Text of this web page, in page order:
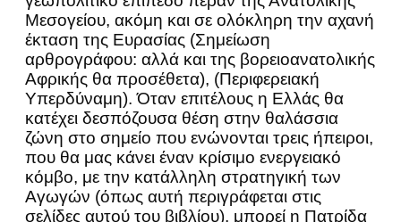
Μεσογείου, ακόμη και σε ολόκληρη την αχανή
έκταση της Ευρασίας (Σημείωση
αρθρογράφου: αλλά και της βορειοανατολικής
Αφρικής θα προσέθετα), (Περιφερειακή
Υπερδύναμη). Όταν επιτέλους η Ελλάς θα
κατέχει δεσπόζουσα θέση στην θαλάσσια
ζώνη στο σημείο που ενώνονται τρεις ήπειροι,
που θα μας κάνει έναν κρίσιμο ενεργειακό
κόμβο, με την κατάλληλη στρατηγική των
Αγωγών (όπως αυτή περιγράφεται στις
σελίδες αυτού του βιβλίου), μπορεί η Πατρίδα